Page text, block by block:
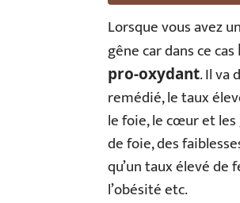
Lorsque vous avez
gêne car dans ce cas
pro-oxydant. Il va
remédié, le taux
le foie, le cœur et les
de foie, des
qu’un taux élevé de
l’obésité etc.